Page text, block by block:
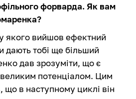
форварда. Як вам
якого вийшов ефектний
дають тобі ще більший
дав зрозуміти, що є
потенціалом. Цим
що в наступному циклі він